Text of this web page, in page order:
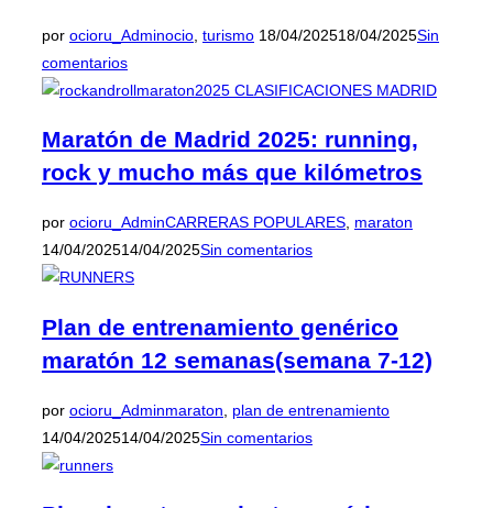
por ocioru_Adminocio turismoPublicado
18/04/202518/04/2025Sin
comentarios
Maratón de Madrid 2025: running,
rock y mucho más que kilómetros
por ocioru_AdminCARRERAS POPULARES maraton
14/04/202514/04/2025Sin comentarios
Plan de entrenamiento genérico
maratón 12 semanas(semana 7-12)
por ocioru_Adminmaraton plan de entrenamientoPublicado
14/04/202514/04/2025Sin comentarios